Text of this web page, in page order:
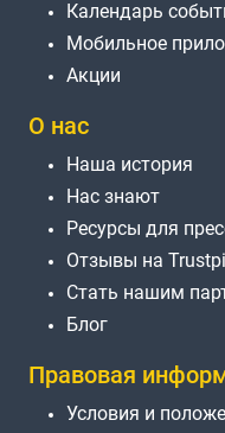
Календарь
Мобильное
Акции
О нас
Наша история
Нас знают
Ресурсы для
Отзывы на
Стать нашим
Блог
Правовая
Условия и